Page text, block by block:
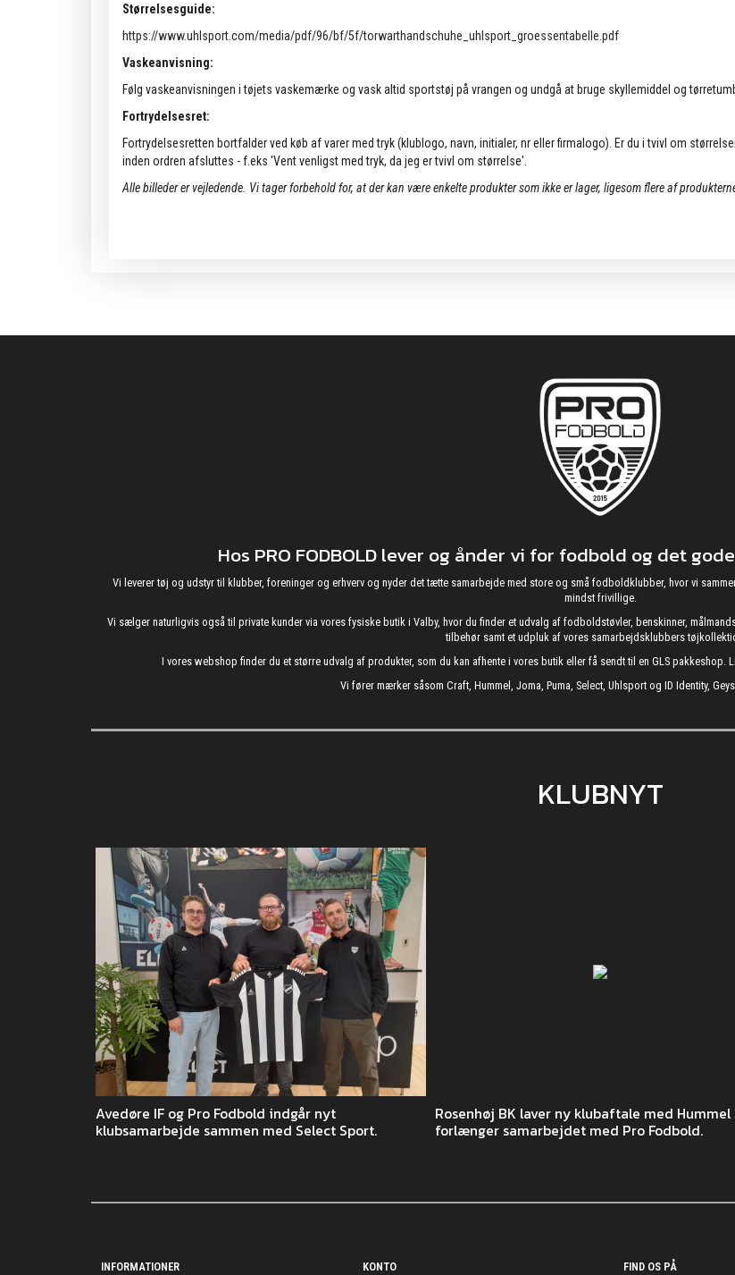
Størrelsesguide:
https://www.uhlsport.com/media/pdf/96/bf/5f/torwarthandschuhe_uhlsport_groessentabelle.pdf
Vaskeanvisning:
Følg vaskeanvisningen i tøjets vaskemærke og vask altid sportstøj på vrangen og undgå at bruge skyllemiddel og
Fortrydelsesret:
Fortrydelsesretten bortfalder ved køb af varer med tryk (klublogo, navn, initialer, nr eller firmalogo). Er du i tvivl om
inden ordren afsluttes - f.eks 'Vent venligst med tryk, da jeg er tvivl om størrelse'.
Alle billeder er vejledende. Vi tager forbehold for, at der kan være enkelte produkter som ikke er lager, ligesom flere af
Hos PRO FODBOLD lever og ånder vi for fodbold og det
Vi leverer tøj og udstyr til klubber, foreninger og erhverv og nyder det tætte samarbejde med store og små fodboldklubber, hvor vi
mindst frivillige.
Vi sælger naturligvis også til private kunder via vores fysiske butik i Valby, hvor du finder et udvalg af fodboldstøvler, benskinner,
tilbehør samt et udpluk af vores samarbejdsklubbers
I vores webshop finder du et større udvalg af produkter, som du kan afhente i vores butik eller få sendt til en GLS
Vi fører mærker såsom Craft, Hummel, Joma, Puma, Select, Uhlsport og ID Identity,
KLUBNYT
Avedøre IF og Pro Fodbold indgår nyt
klubsamarbejde sammen med Select Sport.
Rosenhøj BK laver ny klubaftale med Hummel
forlænger samarbejdet med Pro Fodbold.
INFORMATIONER KONTO FIND OS PÅ